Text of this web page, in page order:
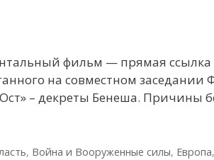
фильм — прямая
на совместном
– декреты Бенеша. Причины
, Война и Вооруженные силы, Европа,